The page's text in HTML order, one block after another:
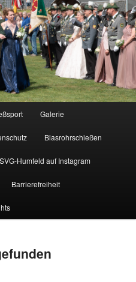
Galerie
Blasrohrschießen
SVG-Humfeld auf Instagram
Barrierefreiheit